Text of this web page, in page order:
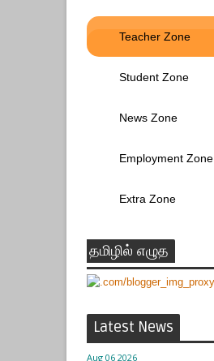
Teacher Zone
Student Zone
News Zone
Employment Zone
Extra Zone
தமிழில் எழுத
Latest News
Aug 06 2026